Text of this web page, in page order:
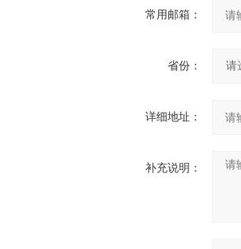
常用邮箱：
省份：
详细地址：
补充说明：